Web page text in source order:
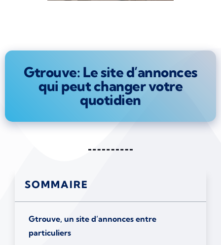
Gtrouve: Le site d’annonces
qui peut changer votre
quotidien
SOMMAIRE
Gtrouve, un site d’annonces entre
particuliers